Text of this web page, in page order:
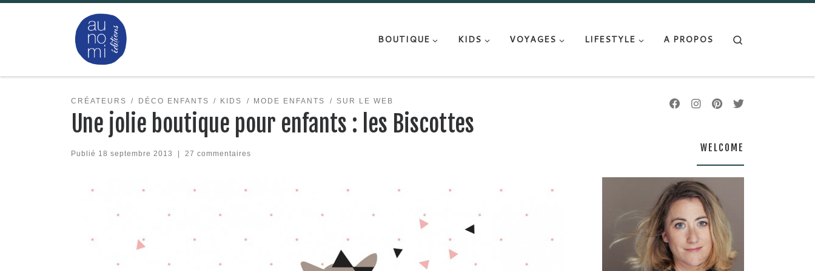
Passer au contenu
BOUTIQUE
KIDS VOYAGES LIFESTYLE A PROPOS
CRÉATEURS DÉCO ENFANTS KIDS MODE ENFANTS SUR LE WEB
Une jolie boutique pour enfants : les Biscottes
Publié 18 septembre 2013 27 commentaires
WELCOME